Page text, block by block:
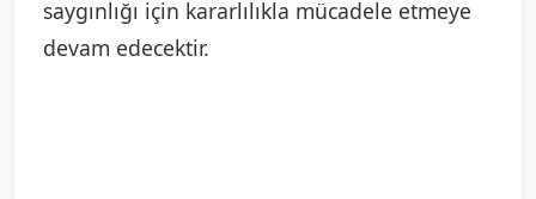
saygınlığı için kararlılıkla mücadele etmeye
devam edecektir.